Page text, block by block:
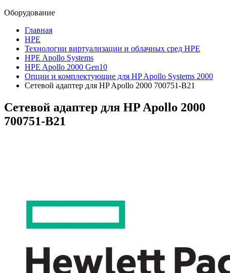
Оборудование
Главная
HPE
Технологии виртуализации и облачных сред HPE
HPE Apollo Systems
HPE Apollo 2000 Gen10
Опции и комплектующие для HP Apollo Systems 2000
Сетевой адаптер для HP Apollo 2000 700751-B21
Сетевой адаптер для HP Apollo 2000
700751-B21